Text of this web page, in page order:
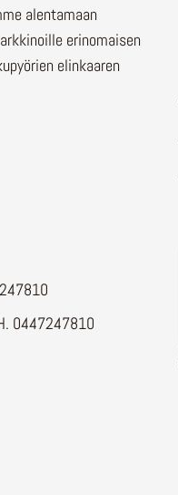
alentamaan
erinomaisen
elinkaaren
0447247810